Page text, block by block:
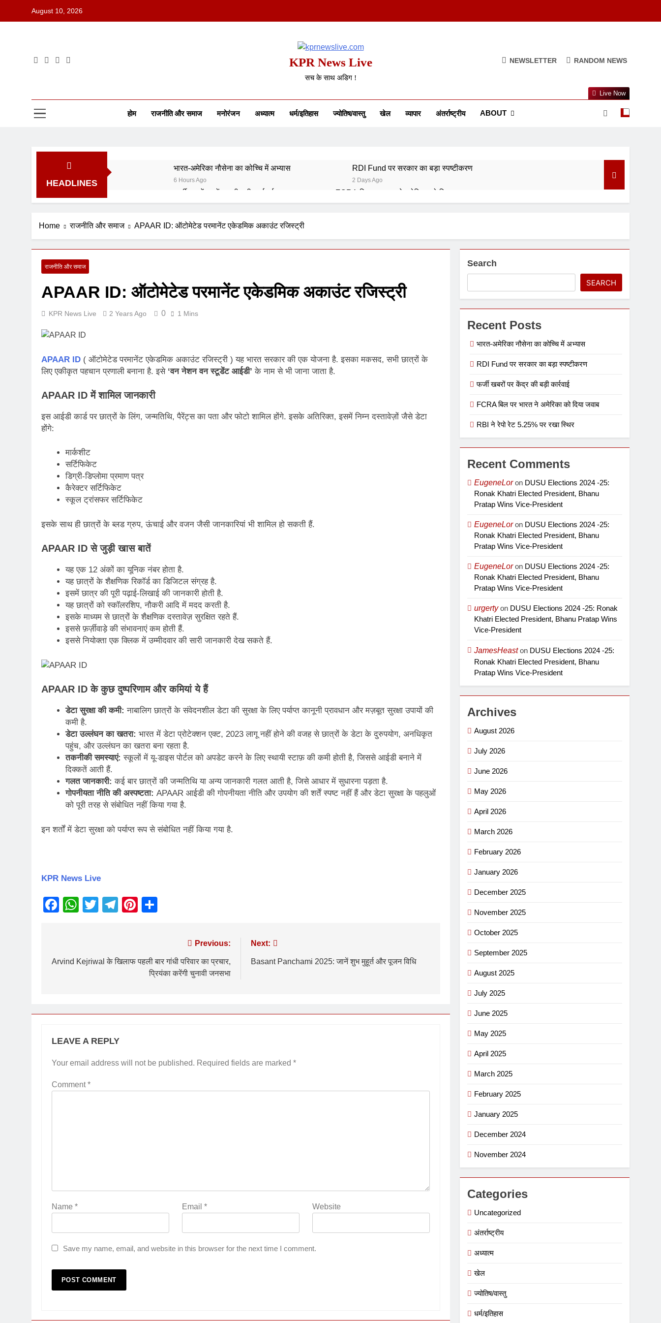
August 10, 2026
KPR News Live
सच के साथ अडिग !
NEWSLETTER RANDOM NEWS
होम राजनीति और समाज मनोरंजन अध्यात्म धर्म/इतिहास ज्योतिष/वास्तु खेल व्यापार अंतर्राष्ट्रीय ABOUT
Live Now
HEADLINES
भारत-अमेरिका नौसेना का कोच्चि में अभ्यास
6 Hours Ago
RDI Fund पर सरकार का बड़ा स्पष्टीकरण
2 Days Ago
फर्जी खबरों पर केंद्र की बड़ी कार्रवाई
2 Days Ago
FCRA बिल पर भारत ने अमेरिका को दिया जवाब
2 Days Ago
5 Days Ago
Home राजनीति और समाज APAAR ID: ऑटोमेटेड परमानेंट एकेडमिक अकाउंट रजिस्ट्री
राजनीति और समाज
APAAR ID: ऑटोमेटेड परमानेंट एकेडमिक अकाउंट रजिस्ट्री
KPR News Live 2 Years Ago 0 1 Mins
APAAR ID ( ऑटोमेटेड परमानेंट एकेडमिक अकाउंट रजिस्ट्री ) यह भारत सरकार की एक योजना है. इसका मकसद, सभी छात्रों के
लिए एकीकृत पहचान प्रणाली बनाना है. इसे ‘वन नेशन वन स्टूडेंट आईडी’ के नाम से भी जाना जाता है.
APAAR ID में शामिल जानकारी
इस आईडी कार्ड पर छात्रों के लिंग, जन्मतिथि, पैरेंट्स का पता और फोटो शामिल होंगे. इसके अतिरिक्त, इसमें निम्न दस्तावेज़ों जैसे डेटा
होंगे:
मार्कशीट
सर्टिफिकेट
डिग्री-डिप्लोमा प्रमाण पत्र
कैरेक्टर सर्टिफिकेट
स्कूल ट्रांसफर सर्टिफिकेट
इसके साथ ही छात्रों के ब्लड ग्रुप, ऊंचाई और वजन जैसी जानकारियां भी शामिल हो सकती हैं.
APAAR ID से जुड़ी खास बातें
यह एक 12 अंकों का यूनिक नंबर होता है.
यह छात्रों के शैक्षणिक रिकॉर्ड का डिजिटल संग्रह है.
इसमें छात्र की पूरी पढ़ाई-लिखाई की जानकारी होती है.
यह छात्रों को स्कॉलरशिप, नौकरी आदि में मदद करती है.
इसके माध्यम से छात्रों के शैक्षणिक दस्तावेज़ सुरक्षित रहते हैं.
इससे फ़र्ज़ीवाड़े की संभावनाएं कम होती हैं.
इससे नियोक्ता एक क्लिक में उम्मीदवार की सारी जानकारी देख सकते हैं.
APAAR ID के कुछ दुष्परिणाम और कमियां ये हैं
डेटा सुरक्षा की कमी: नाबालिग छात्रों के संवेदनशील डेटा की सुरक्षा के लिए पर्याप्त कानूनी प्रावधान और मज़बूत सुरक्षा उपायों की
कमी है.
डेटा उल्लंघन का खतरा: भारत में डेटा प्रोटेक्शन एक्ट, 2023 लागू नहीं होने की वजह से छात्रों के डेटा के दुरुपयोग, अनधिकृत
पहुंच, और उल्लंघन का खतरा बना रहता है.
तकनीकी समस्याएं: स्कूलों में यू-डाइस पोर्टल को अपडेट करने के लिए स्थायी स्टाफ़ की कमी होती है, जिससे आईडी बनाने में
दिक्कतें आती हैं.
गलत जानकारी: कई बार छात्रों की जन्मतिथि या अन्य जानकारी गलत आती है, जिसे आधार में सुधारना पड़ता है.
गोपनीयता नीति की अस्पष्टता: APAAR आईडी की गोपनीयता नीति और उपयोग की शर्तें स्पष्ट नहीं हैं और डेटा सुरक्षा के पहलुओं
को पूरी तरह से संबोधित नहीं किया गया है.
इन शर्तों में डेटा सुरक्षा को पर्याप्त रूप से संबोधित नहीं किया गया है.
KPR News Live
Facebook
WhatsApp
TwitterTelegram
Pinterest
Previous:
Arvind Kejriwal के खिलाफ पहली बार गांधी परिवार का प्रचार,
प्रियंका करेंगी चुनावी जनसभा
Next:
Basant Panchami 2025: जानें शुभ मुहूर्त और पूजन विधि
LEAVE A REPLY
Your email address will not be published. Required fields are marked *
Comment*
Name * Email* Website
Save my name, email, and website in this browser for the next time I comment.
Search
SEARCH
Recent Posts
भारत-अमेरिका नौसेना का कोच्चि में अभ्यास
RDI Fund पर सरकार का बड़ा स्पष्टीकरण
फर्जी खबरों पर केंद्र की बड़ी कार्रवाई
FCRA बिल पर भारत ने अमेरिका को दिया जवाब
RBI ने रेपो रेट 5.25% पर रखा स्थिर
Recent Comments
EugeneLoron DUSU Elections 2024 -25:
Ronak Khatri Elected President, Bhanu
Pratap Wins Vice-President
EugeneLoron DUSU Elections 2024 -25:
Ronak Khatri Elected President, Bhanu
Pratap Wins Vice-President
EugeneLoron DUSU Elections 2024 -25:
Ronak Khatri Elected President, Bhanu
Pratap Wins Vice-President
urgertyon DUSU Elections 2024 -25: Ronak
Khatri Elected President, Bhanu Pratap Wins
Vice-President
JamesHeaston DUSU Elections 2024 -25:
Ronak Khatri Elected President, Bhanu
Pratap Wins Vice-President
Archives
August 2026
July 2026
June 2026
May 2026
April 2026
March 2026
February 2026
January 2026
December 2025
November 2025
October 2025
September 2025
August 2025
July 2025
June 2025
May 2025
April 2025
March 2025
February 2025
January 2025
December 2024
November 2024
Categories
Uncategorized
अंतर्राष्ट्रीय
अध्यात्म
खेल
ज्योतिष/वास्तु
धर्म/इतिहास